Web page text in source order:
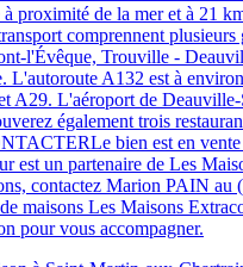
à proximité de la mer et à 21
comprennent plusieurs
l'Évêque, Trouville -
L'autoroute A132 est à
A29. L'aéroport de
également trois
bien est en
est un partenaire de Les
contactez Marion PAIN au
maisons Les Maisons
pour vous accompagner.